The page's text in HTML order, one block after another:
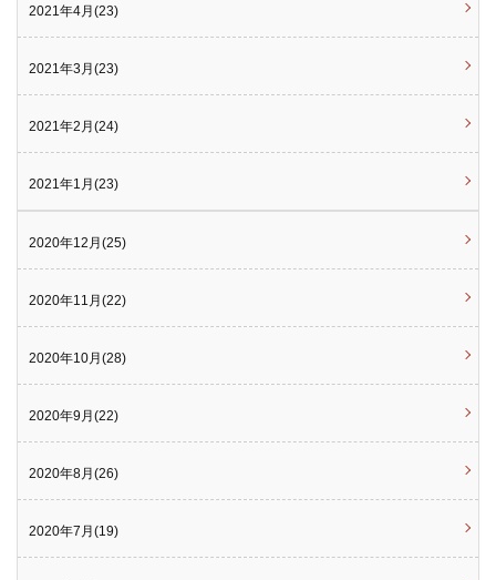
2021年4月(23)
2021年3月(23)
2021年2月(24)
2021年1月(23)
2020年12月(25)
2020年11月(22)
2020年10月(28)
2020年9月(22)
2020年8月(26)
2020年7月(19)